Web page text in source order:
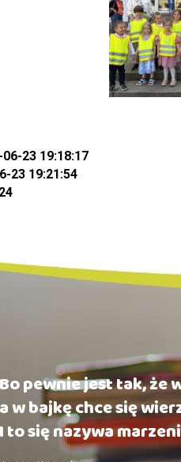
06-23 19:18:17
23 19:21:54
Bo pewnie jest tak,
a w bajkę chce się
I to się nazywa